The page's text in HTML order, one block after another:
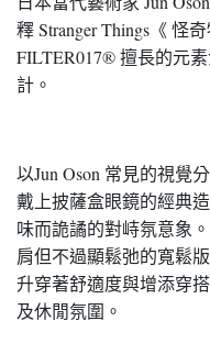
釋 Stranger Things《 怪
FILTER017® 擅長的元
計。
以Jun Oson 常見的視覺
戴上披薩盒眼鏡的經典
味而詭譎的對峙氛意象
肩但不過顯鬆弛的寬鬆
升穿著舒適度與增添穿
及休閒氛圍。